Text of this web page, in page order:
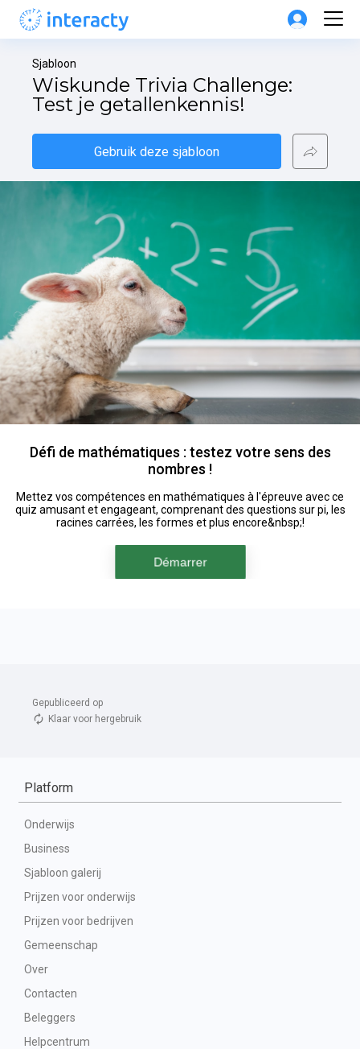
Gepubliceerd op
Klaar voor hergebruik
Sjabloon
Wiskunde Trivia Challenge:
Test je getallenkennis!
Gebruik deze sjabloon
Platform
Onderwijs
Business
Sjabloon galerij
Prijzen voor onderwijs
Prijzen voor bedrijven
Gemeenschap
Over
Contacten
Beleggers
Helpcentrum